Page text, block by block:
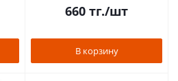
660 тг./шт
В корзину